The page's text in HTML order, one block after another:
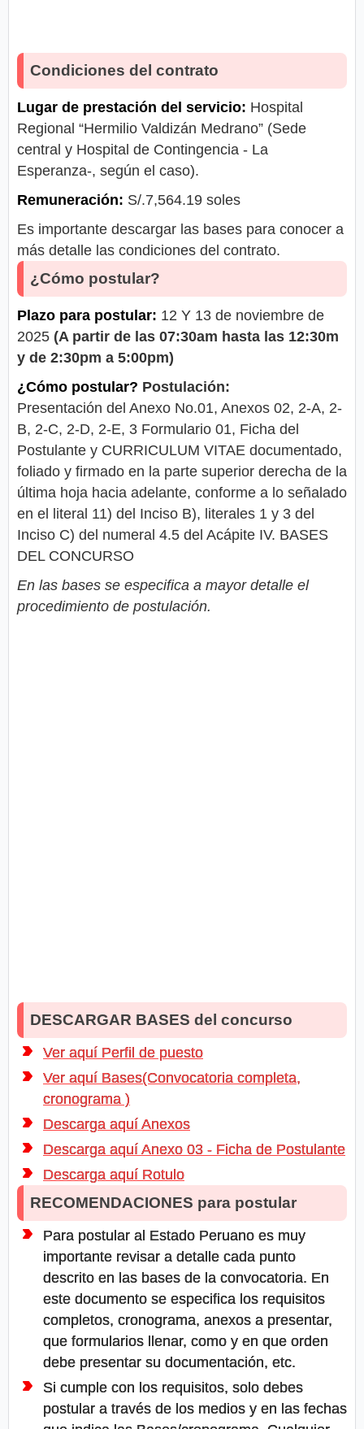
Condiciones del contrato
Lugar de prestación del servicio: Hospital
Regional “Hermilio Valdizán Medrano” (Sede
central y Hospital de Contingencia - La
Esperanza-, según el caso).
Remuneración: S/.7,564.19 soles
Es importante descargar las bases para conocer a
más detalle las condiciones del contrato.
¿Cómo postular?
Plazo para postular: 12 Y 13 de noviembre de
2025 (A partir de las 07:30am hasta las 12:30m
y de 2:30pm a 5:00pm)
¿Cómo postular? Postulación:
Presentación del Anexo No.01, Anexos 02, 2-A, 2-
B, 2-C, 2-D, 2-E, 3 Formulario 01, Ficha del
Postulante y CURRICULUM VITAE documentado,
foliado y firmado en la parte superior derecha de la
última hoja hacia adelante, conforme a lo señalado
en el literal 11) del Inciso B), literales 1 y 3 del
Inciso C) del numeral 4.5 del Acápite IV. BASES
DEL CONCURSO
En las bases se especifica a mayor detalle el
procedimiento de postulación.
DESCARGAR BASES del concurso
Ver aquí Perfil de puesto
Ver aquí Bases(Convocatoria completa,
cronograma )
Descarga aquí Anexos
Descarga aquí Anexo 03 - Ficha de Postulante
Descarga aquí Rotulo
RECOMENDACIONES para postular
Para postular al Estado Peruano es muy
importante revisar a detalle cada punto
descrito en las bases de la convocatoria. En
este documento se especifica los requisitos
completos, cronograma, anexos a presentar,
que formularios llenar, como y en que orden
debe presentar su documentación, etc.
Si cumple con los requisitos, solo debes
postular a través de los medios y en las fechas